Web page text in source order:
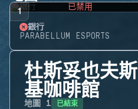
1 已禁用
銀行
PARABELLUM ESPORTS
杜斯妥也夫斯
基咖啡館
地圖 1 已結束